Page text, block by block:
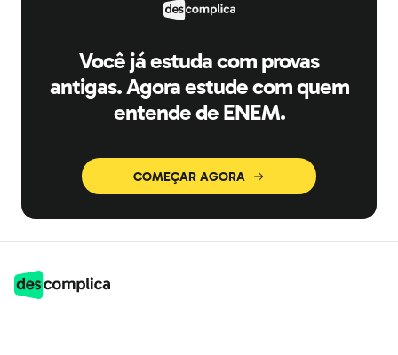
Você já estuda com provas
antigas. Agora estude com quem
entende de ENEM.
COMEÇAR AGORA